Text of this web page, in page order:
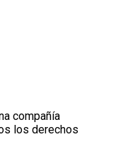
compañía
los derechos